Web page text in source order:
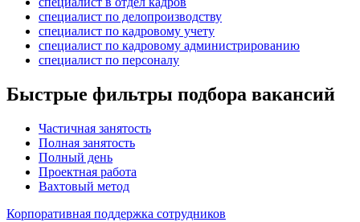
специалист по делопроизводству
специалист по кадровому учету
специалист по кадровому администрированию
специалист по персоналу
Быстрые фильтры подбора вакансий
Частичная занятость
Полная занятость
Полный день
Проектная работа
Вахтовый метод
Корпоративная поддержка сотрудников